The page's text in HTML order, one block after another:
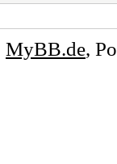
MyBB.de,